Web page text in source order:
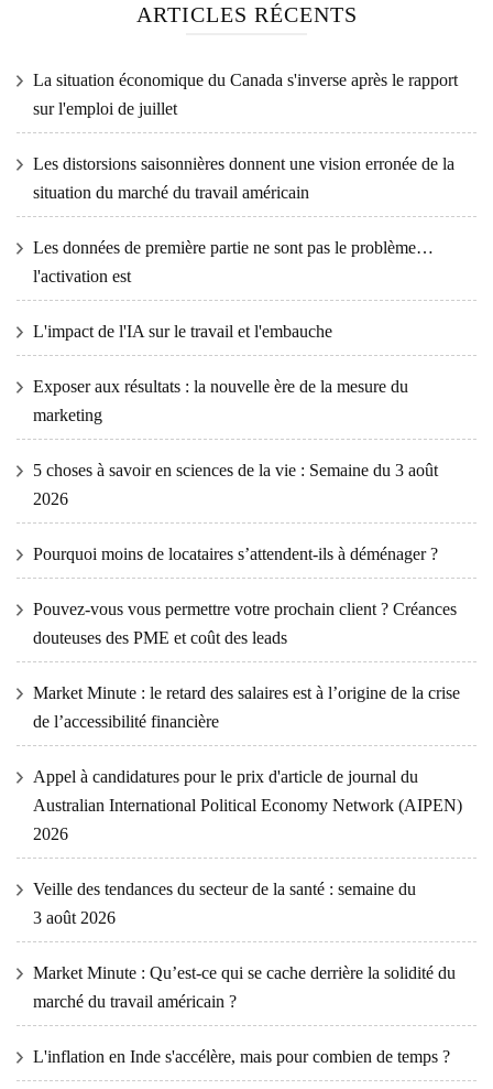
ARTICLES RÉCENTS
La situation économique du Canada s'inverse après le rapport
sur l'emploi de juillet
Les distorsions saisonnières donnent une vision erronée de la
situation du marché du travail américain
Les données de première partie ne sont pas le problème…
l'activation est
L'impact de l'IA sur le travail et l'embauche
Exposer aux résultats : la nouvelle ère de la mesure du
marketing
5 choses à savoir en sciences de la vie : Semaine du 3 août
2026
Pourquoi moins de locataires s’attendent-ils à déménager ?
Pouvez-vous vous permettre votre prochain client ? Créances
douteuses des PME et coût des leads
Market Minute : le retard des salaires est à l’origine de la crise
de l’accessibilité financière
Appel à candidatures pour le prix d'article de journal du
Australian International Political Economy Network (AIPEN)
2026
Veille des tendances du secteur de la santé : semaine du
3 août 2026
Market Minute : Qu’est-ce qui se cache derrière la solidité du
marché du travail américain ?
L'inflation en Inde s'accélère, mais pour combien de temps ?